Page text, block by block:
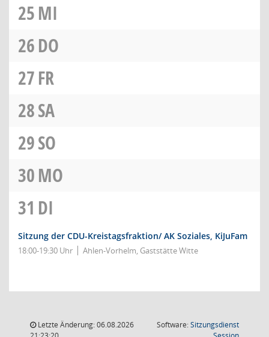
25MI
26DO
27FR
28SA
29SO
30MO
31 DI
Sitzung der CDU-Kreistagsfraktion/ AK Soziales, KiJuFam
18:00-19:30 Uhr Ahlen-Vorhelm, Gaststätte Witte
Letzte Änderung: 06.08.2026
Software:Sitzungsdienst
(Wird in